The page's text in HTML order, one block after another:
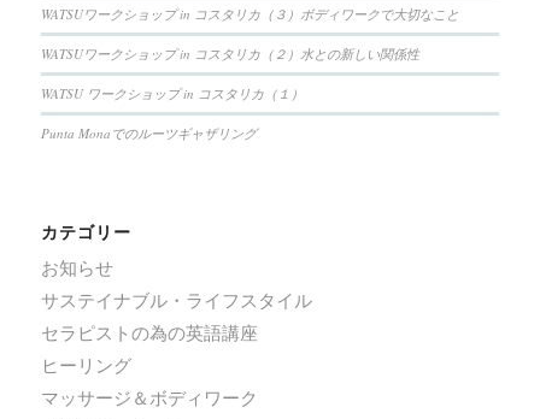
WATSUワークショップ in コスタリカ（３）ボディワークで大切なこと
WATSUワークショップ in コスタリカ（２）水との新しい関係性
WATSU ワークショップ in コスタリカ（１）
Punta Monaでのルーツギャザリング
カテゴリー
お知らせ
サステイナブル・ライフスタイル
セラピストの為の英語講座
ヒーリング
マッサージ＆ボディワーク